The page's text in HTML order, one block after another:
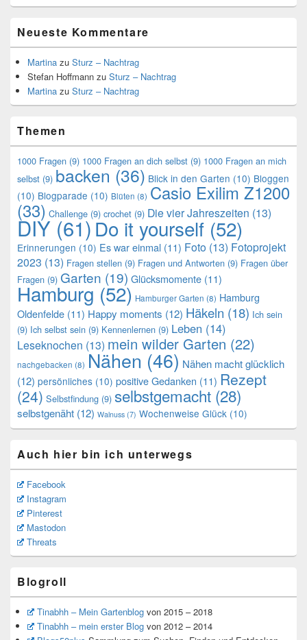
Neueste Kommentare
Martina zu Sturz – Nachtrag
Stefan Hoffmann zu Sturz – Nachtrag
Martina zu Sturz – Nachtrag
Themen
1000 Fragen (9) 1000 Fragen an dich selbst (9) 1000 Fragen an mich
selbst (9) backen (36) Blick in den Garten (10) Bloggen
(10) Blogparade (10) Blüten (8) Casio Exilim Z1200
(33) Challenge (9) crochet (9) Die vier Jahreszeiten (13)
DIY (61)Do it yourself (52)
Erinnerungen (10) Es war einmal (11) Foto (13) Fotoprojekt
2023 (13) Fragen stellen (9) Fragen und Antworten (9) Fragen über
Fragen (9) Garten (19) Glücksmomente (11)
Hamburg (52) Hamburger Garten (8) Hamburg
Oldenfelde (11) Happy moments (12) Häkeln (18) Ich sein
(9) Ich selbst sein (9) Kennenlernen (9) Leben (14)
Leseknochen (13) mein wilder Garten (22)
nachgebacken (8) Nähen (46) Nähen macht glücklich
(12) persönliches (10) positive Gedanken (11) Rezept
(24) Selbstfindung (9) selbstgemacht (28)
selbstgenäht (12) Walnuss (7) Wochenweise Glück (10)
Auch hier bin ich unterwegs
Facebook
Instagram
Pinterest
Mastodon
Threats
Blogroll
Tinabhh – Mein Gartenblogvon 2015 – 2018
Tinabhh – mein erster Blogvon 2012 – 2014